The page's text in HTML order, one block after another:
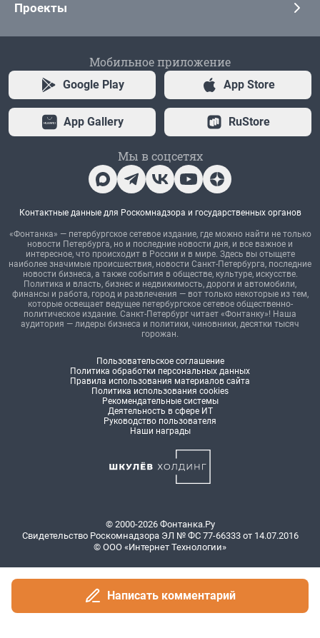
Проекты
Мобильное приложение
Google Play App Store
App Gallery RuStore
Мы в соцсетях
Контактные данные для Роскомнадзора и государственных органов
«Фонтанка» — петербургское сетевое издание, где можно найти не только
новости Петербурга, но и последние новости дня, и все важное и
интересное, что происходит в России и в мире. Здесь вы отыщете
наиболее значимые происшествия, новости Санкт-Петербурга, последние
новости бизнеса, а также события в обществе, культуре, искусстве.
Политика и власть, бизнес и недвижимость, дороги и автомобили,
финансы и работа, город и развлечения — вот только некоторые из тем,
которые освещает ведущее петербургское сетевое общественно-
политическое издание. Санкт-Петербург читает «Фонтанку»! Наша
аудитория — лидеры бизнеса и политики, чиновники, десятки тысяч
горожан.
Пользовательское соглашение
Политика обработки персональных данных
Правила использования материалов сайта
Политика использования cookies
Рекомендательные системы
Деятельность в сфере ИТ
Руководство пользователя
Наши награды
© 2000-2026 Фонтанка.Ру
Свидетельство Роскомнадзора ЭЛ № ФС 77-66333 от 14.07.2016
© ООО «Интернет Технологии»
Написать комментарий